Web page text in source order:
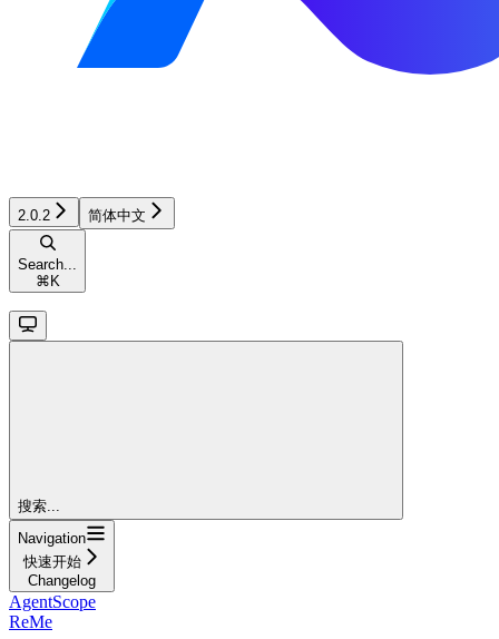
2.0.2 简体中文
Search...
⌘ K
搜索...
Navigation
快速开始
Changelog
AgentScope
ReMe